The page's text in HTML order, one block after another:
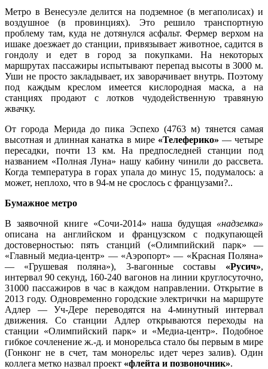
Метро в Венесуэле делится на подземное (в мегаполисах) и
воздушное (в провинциях). Это решило транспортную
проблему там, куда не дотянулся асфальт. Фермер верхом на
ишаке доезжает до станции, привязывает животное, садится в
гондолу и едет в город за покупками. На некоторых
маршрутах пассажиры испытывают перепад высоты в 3000 м.
Уши не просто закладывает, их заворачивает внутрь. Поэтому
под каждым креслом имеется кислородная маска, а на
станциях продают с лотков чудодейственную травяную
жвачку.
От города Мерида до пика Эспехо (4763 м) тянется самая
высотная и длинная канатка в мире «Телеферико» — четыре
пересадки, почти 13 км. На предпоследней станции под
названием «Полная Луна» нашу кабину чинили до рассвета.
Когда температура в горах упала до минус 15, подумалось: а
может, неплохо, что в 94-м не срослось с французами?..
Бумажное метро
В заявочной книге «Сочи-2014» наша будущая «надземка»
описана на английском и французском с подкупающей
достоверностью: пять станций («Олимпийский парк» —
«Главный медиа-центр» — «Аэропорт» — «Красная Поляна»
— «Грушевая поляна»), 3-вагонные составы «Русич»,
интервал 90 секунд, 160-240 вагонов на линии круглосуточно,
31000 пассажиров в час в каждом направлении. Открытие в
2013 году. Одновременно городские электрички на маршруте
Адлер — Уч-Дере переводятся на 4-минутный интервал
движения. Со станции Адлер открываются переходы на
станции «Олимпийский парк» и «Медиа-центр». Подобное
гибкое сочленение ж.-д. и монорельса стало бы первым в мире
(Гонконг не в счет, там монорельс идет через залив). Один
коллега метко назвал проект «флейта и позвоночник».